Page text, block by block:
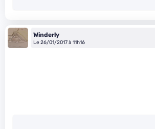
Winderly
Le 26/01/2017 à 11h16